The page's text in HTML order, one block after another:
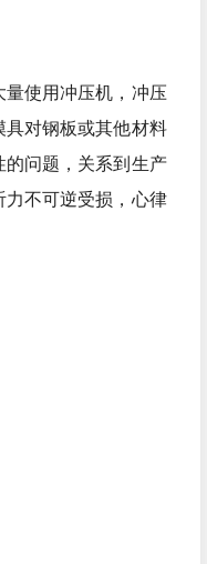
使用冲压机，冲压
对钢板或其他材料
问题，关系到生产
不可逆受损，心律